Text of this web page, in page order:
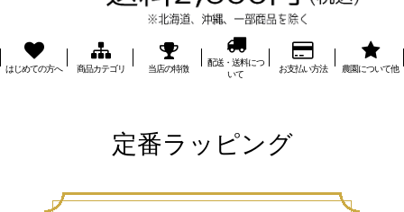
はじめての方へ 商品カテゴリ 当店の特徴
配送・送料につ
いて
お支払い方法 農園について他
定番ラッピング